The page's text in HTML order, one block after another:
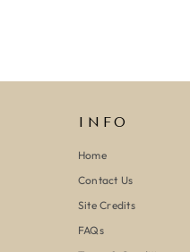
INFO
Home
Contact Us
Site Credits
FAQs